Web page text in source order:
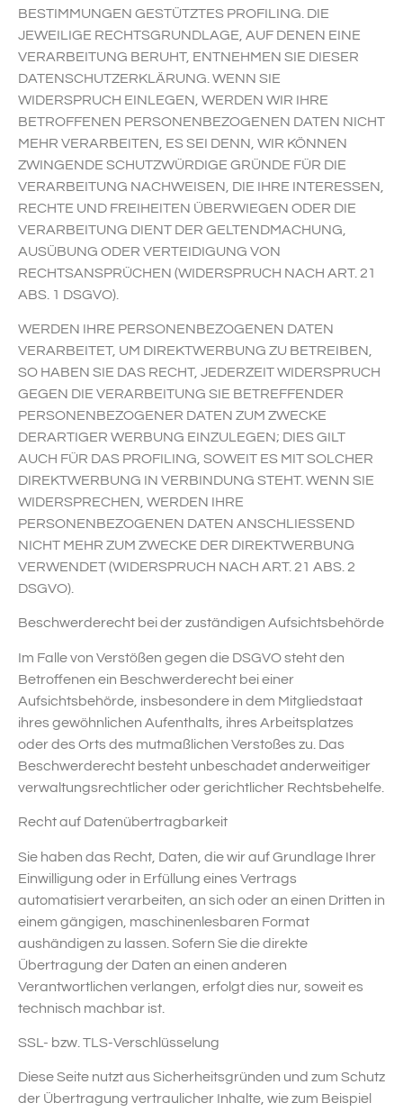
BESTIMMUNGEN GESTÜTZTES PROFILING. DIE
JEWEILIGE RECHTSGRUNDLAGE, AUF DENEN EINE
VERARBEITUNG BERUHT, ENTNEHMEN SIE DIESER
DATENSCHUTZERKLÄRUNG. WENN SIE
WIDERSPRUCH EINLEGEN, WERDEN WIR IHRE
BETROFFENEN PERSONENBEZOGENEN DATEN NICHT
MEHR VERARBEITEN, ES SEI DENN, WIR KÖNNEN
ZWINGENDE SCHUTZWÜRDIGE GRÜNDE FÜR DIE
VERARBEITUNG NACHWEISEN, DIE IHRE INTERESSEN,
RECHTE UND FREIHEITEN ÜBERWIEGEN ODER DIE
VERARBEITUNG DIENT DER GELTENDMACHUNG,
AUSÜBUNG ODER VERTEIDIGUNG VON
RECHTSANSPRÜCHEN (WIDERSPRUCH NACH ART. 21
ABS. 1 DSGVO).
WERDEN IHRE PERSONENBEZOGENEN DATEN
VERARBEITET, UM DIREKTWERBUNG ZU BETREIBEN,
SO HABEN SIE DAS RECHT, JEDERZEIT WIDERSPRUCH
GEGEN DIE VERARBEITUNG SIE BETREFFENDER
PERSONENBEZOGENER DATEN ZUM ZWECKE
DERARTIGER WERBUNG EINZULEGEN; DIES GILT
AUCH FÜR DAS PROFILING, SOWEIT ES MIT SOLCHER
DIREKTWERBUNG IN VERBINDUNG STEHT. WENN SIE
WIDERSPRECHEN, WERDEN IHRE
PERSONENBEZOGENEN DATEN ANSCHLIESSEND
NICHT MEHR ZUM ZWECKE DER DIREKTWERBUNG
VERWENDET (WIDERSPRUCH NACH ART. 21 ABS. 2
DSGVO).
Beschwerde­recht bei der zuständigen Aufsichts­behörde
Im Falle von Verstößen gegen die DSGVO steht den
Betroffenen ein Beschwerderecht bei einer
Aufsichtsbehörde, insbesondere in dem Mitgliedstaat
ihres gewöhnlichen Aufenthalts, ihres Arbeitsplatzes
oder des Orts des mutmaßlichen Verstoßes zu. Das
Beschwerderecht besteht unbeschadet anderweitiger
verwaltungsrechtlicher oder gerichtlicher Rechtsbehelfe.
Recht auf Daten­übertrag­barkeit
Sie haben das Recht, Daten, die wir auf Grundlage Ihrer
Einwilligung oder in Erfüllung eines Vertrags
automatisiert verarbeiten, an sich oder an einen Dritten in
einem gängigen, maschinenlesbaren Format
aushändigen zu lassen. Sofern Sie die direkte
Übertragung der Daten an einen anderen
Verantwortlichen verlangen, erfolgt dies nur, soweit es
technisch machbar ist.
SSL- bzw. TLS-Verschlüsselung
Diese Seite nutzt aus Sicherheitsgründen und zum Schutz
der Übertragung vertraulicher Inhalte, wie zum Beispiel